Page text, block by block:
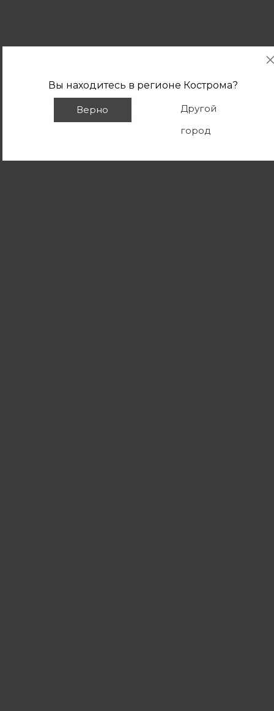
Вы находитесь в регионе Кострома?
Верно
Другой
город